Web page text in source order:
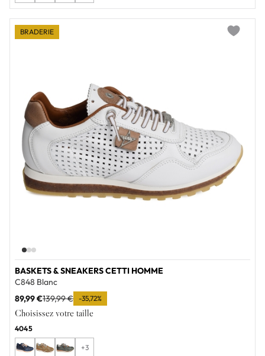
BASKETS & SNEAKERS CETTI HOMME
C848 Blanc
89,99 €139,99 € -35,72%
Choisissez votre taille
4045
+3
BRADERIE